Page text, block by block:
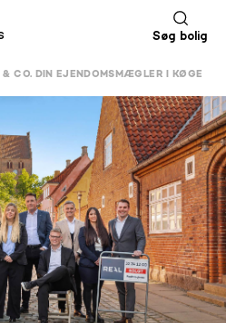
Søg bolig
CO. DIN EJENDOMSMÆGLER I KØGE